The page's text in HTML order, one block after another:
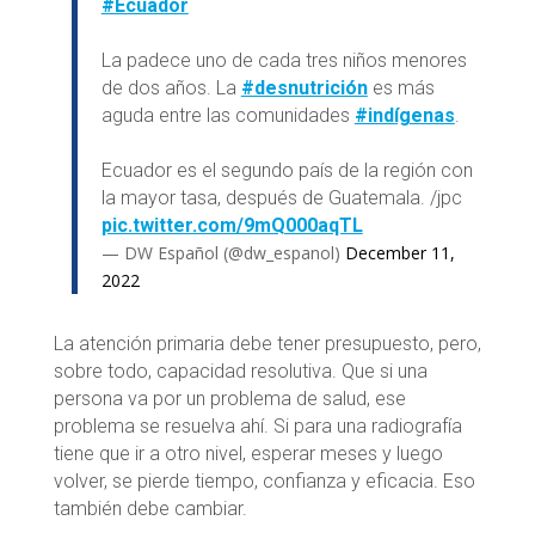
#Ecuador
La padece uno de cada tres niños menores
de dos años. La #desnutriciónes más
aguda entre las comunidades #indígenas.
Ecuador es el segundo país de la región con
la mayor tasa, después de Guatemala. /jpc
pic.twitter.com/9mQ000aqTL
— DW Español (@dw_espanol) December 11,
2022
La atención primaria debe tener presupuesto, pero,
sobre todo, capacidad resolutiva. Que si una
persona va por un problema de salud, ese
problema se resuelva ahí. Si para una radiografía
tiene que ir a otro nivel, esperar meses y luego
volver, se pierde tiempo, confianza y eficacia. Eso
también debe cambiar.